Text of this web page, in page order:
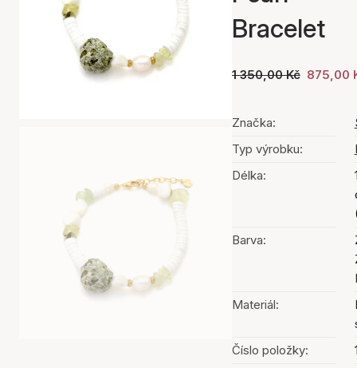
Bracelet
1 350,00 Kč 875,00
Značka:
Typ výrobku:
Délka:
Barva:
Materiál:
Číslo položky: